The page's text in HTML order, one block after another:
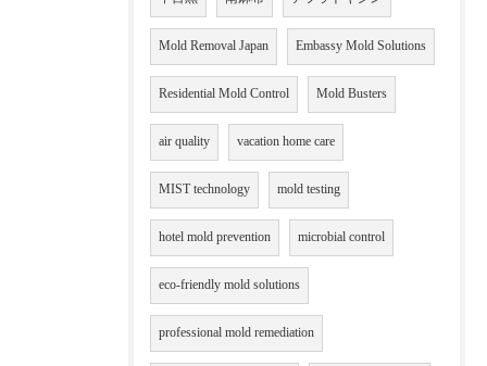
Mold Removal Japan Embassy Mold Solutions
Residential Mold Control Mold Busters
air quality vacation home care
MIST technology mold testing
hotel mold prevention microbial control
eco-friendly mold solutions
professional mold remediation